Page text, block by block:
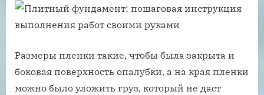
Размеры пленки такие, чтобы была закрыта и
боковая поверхность опалубки, а на края пленки
можно было уложить груз, который не даст